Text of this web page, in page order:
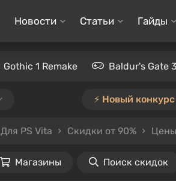
Новости Статьи Гайды
Gothic 1 Remake Baldur's Gate 3
⚡️ Новый
Для PS Vita Скидки от 90%
Магазины Поиск скидок